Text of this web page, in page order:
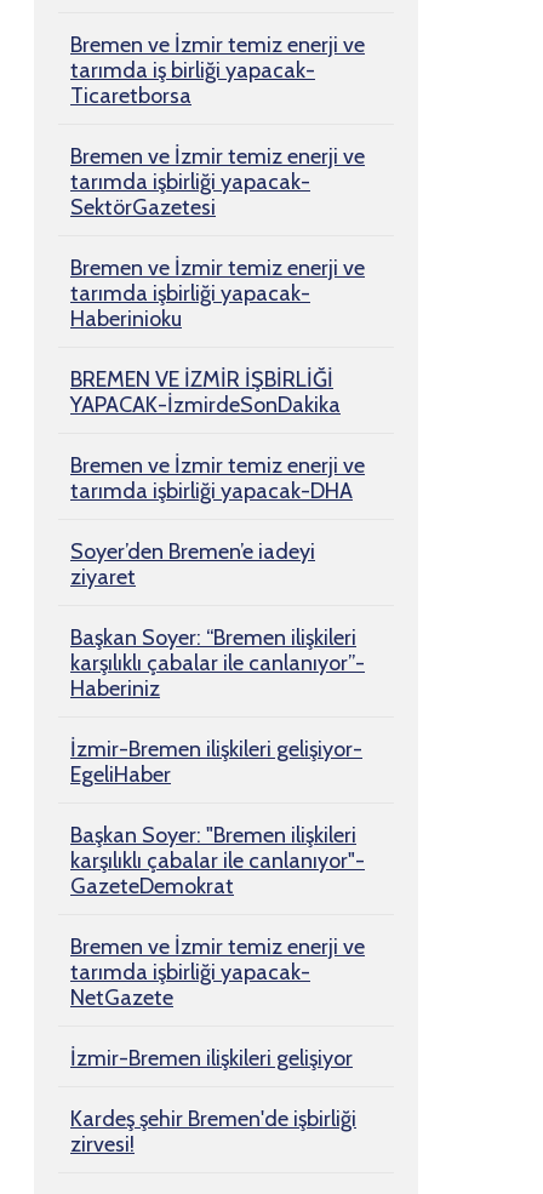
Bremen ve İzmir temiz enerji ve
tarımda iş birliği yapacak-
Ticaretborsa
Bremen ve İzmir temiz enerji ve
tarımda işbirliği yapacak-
SektörGazetesi
Bremen ve İzmir temiz enerji ve
tarımda işbirliği yapacak-
Haberinioku
BREMEN VE İZMİR İŞBİRLİĞİ
YAPACAK-İzmirdeSonDakika
Bremen ve İzmir temiz enerji ve
tarımda işbirliği yapacak-DHA
Soyer’den Bremen’e iadeyi
ziyaret
Başkan Soyer: “Bremen ilişkileri
karşılıklı çabalar ile canlanıyor”-
Haberiniz
İzmir-Bremen ilişkileri gelişiyor-
EgeliHaber
Başkan Soyer: "Bremen ilişkileri
karşılıklı çabalar ile canlanıyor"-
GazeteDemokrat
Bremen ve İzmir temiz enerji ve
tarımda işbirliği yapacak-
NetGazete
İzmir-Bremen ilişkileri gelişiyor
Kardeş şehir Bremen'de işbirliği
zirvesi!